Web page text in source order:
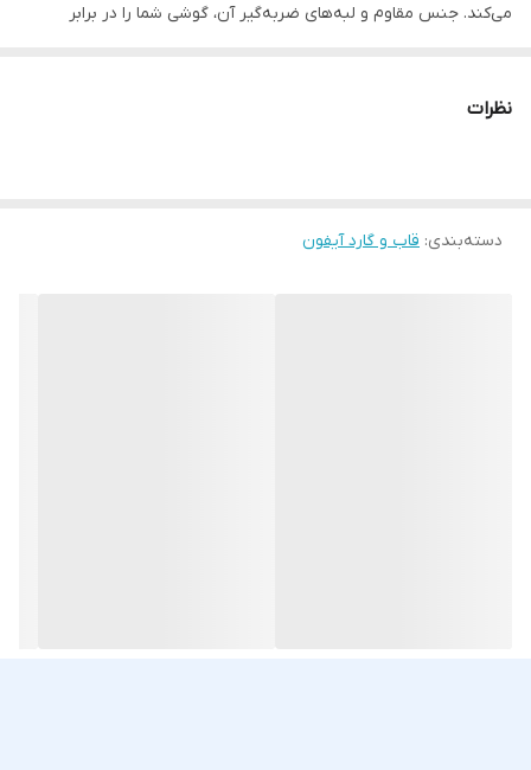
می‌کند. جنس مقاوم و لبه‌های ضربه‌گیر آن، گوشی شما را در برابر
نظرات
دسته‌بندی: قاب و گارد آیفون